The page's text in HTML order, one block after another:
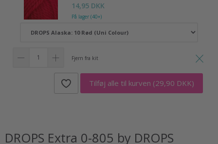
14,95 DKK
På lager (40+)
Fjern fra kit
Tilføj alle til kurven (29,90 DKK)
DROPS Extra 0-805 by DROPS